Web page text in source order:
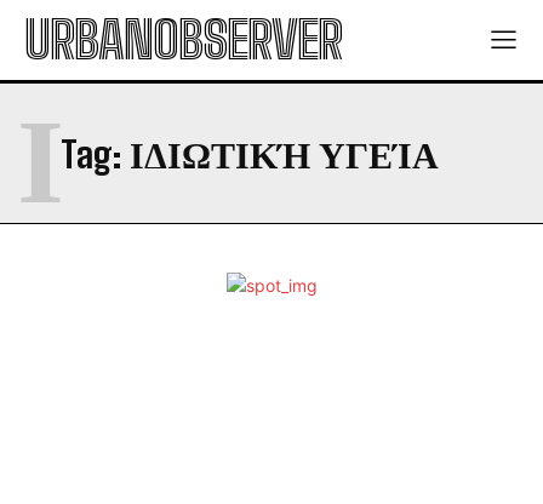
URBANOBSERVER
Tag: ΙΔΙΩΤΙΚΉ ΥΓΕΊΑ
Ι